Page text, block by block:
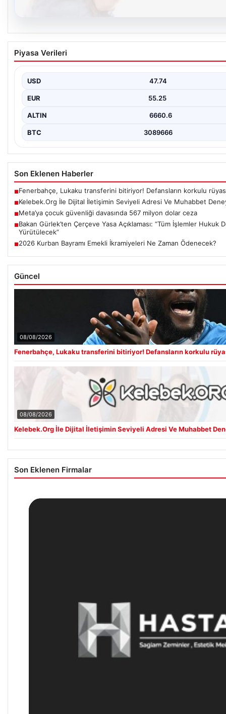
Kelebek.Org İle Dijital İletişimin Seviyeli
Deneyimi
ifade etmektedir. Günümüzde…
Piyasa Verileri
USD 47.74
EUR 55.25
ALTIN 6660.6
BTC 3089666
Son Eklenen Haberler
■Fenerbahçe, Lukaku transferini bitiriyor! Defansların korkulu
■Kelebek.Org İle Dijital İletişimin Seviyeli Adresi Ve Muhabbet
■Meta’ya çocuk güvenliği davasında 567 milyon dolar ceza
■Bakan Gürlek’ten Çerçeve Yasa Açıklaması: “Tüm İşlemler
Yürütülecek”
■2026 Kurban Bayramı Emekli İkramiyeleri Ne Zaman Ödenecek?
Güncel
08/08/2026
Fenerbahçe, Lukaku transferini bitiriyor! Defansların korkulu
08/08/2026
Kelebek.Org İle Dijital İletişimin Seviyeli Adresi Ve Muhabbet
Son Eklenen Firmalar